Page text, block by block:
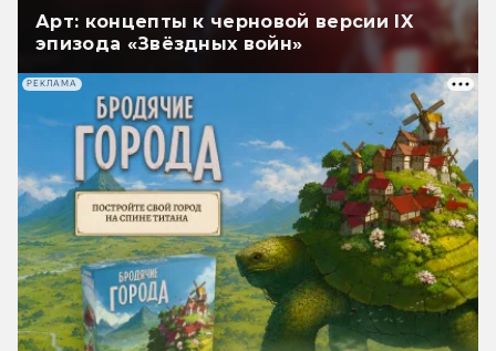
Арт: концепты к черновой версии IX
эпизода «Звёздных войн»
РЕКЛАМА